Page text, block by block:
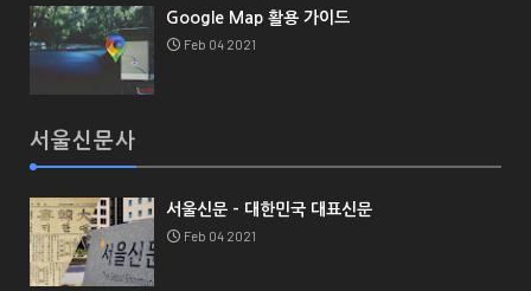
Google Map 활용 가이드
Feb 04 2021
서울신문사
서울신문 - 대한민국 대표신문
Feb 04 2021